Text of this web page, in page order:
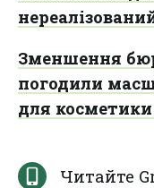
Зменшення
погодили
для
Читайте